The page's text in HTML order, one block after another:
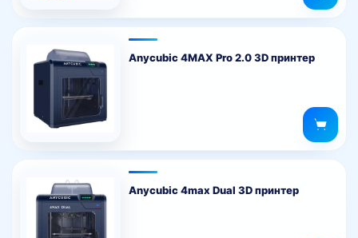
Anycubic 4MAX Pro 2.0 3D принтер
Anycubic 4max Dual 3D принтер